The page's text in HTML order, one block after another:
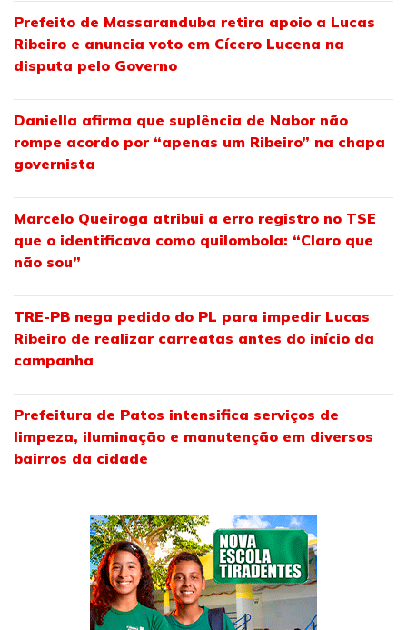
Prefeito de Massaranduba retira apoio a Lucas
Ribeiro e anuncia voto em Cícero Lucena na
disputa pelo Governo
Daniella afirma que suplência de Nabor não
rompe acordo por “apenas um Ribeiro” na chapa
governista
Marcelo Queiroga atribui a erro registro no TSE
que o identificava como quilombola: “Claro que
não sou”
TRE-PB nega pedido do PL para impedir Lucas
Ribeiro de realizar carreatas antes do início da
campanha
Prefeitura de Patos intensifica serviços de
limpeza, iluminação e manutenção em diversos
bairros da cidade